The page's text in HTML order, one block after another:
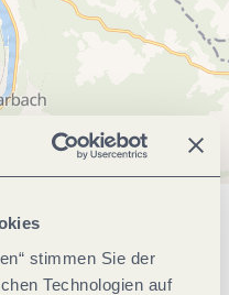
stimmen Sie der
Technologien auf